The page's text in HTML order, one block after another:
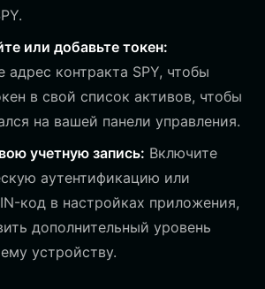
или добавьте токен:
адрес контракта SPY, чтобы
в свой список активов, чтобы
на вашей панели управления.
учетную запись: Включите
аутентификацию или
код в настройках приложения,
дополнительный уровень
устройству.